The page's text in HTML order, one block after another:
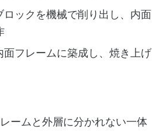
ロックを機械で削り出し、内面
面フレームに築成し、焼き上げ
ームと外層に分かれない一体